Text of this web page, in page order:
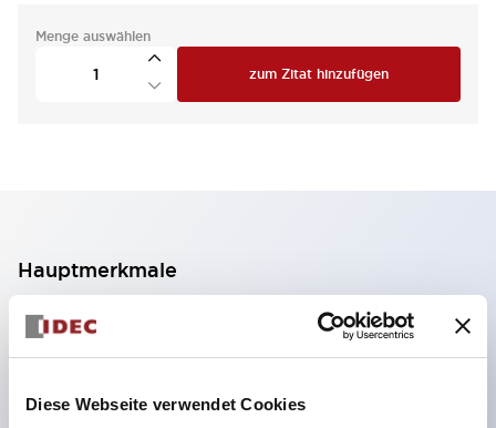
Diese Webseite verwendet Cookies
Menge auswählen
zum Zitat hinzufügen
Hauptmerkmale
2-Kontakt-Block mit 2 Stufen, ermöglicht eine 4-
Kontakt-Konfiguration (Gewährleistung der
Isolierung zwischen den 2 Kontakten).